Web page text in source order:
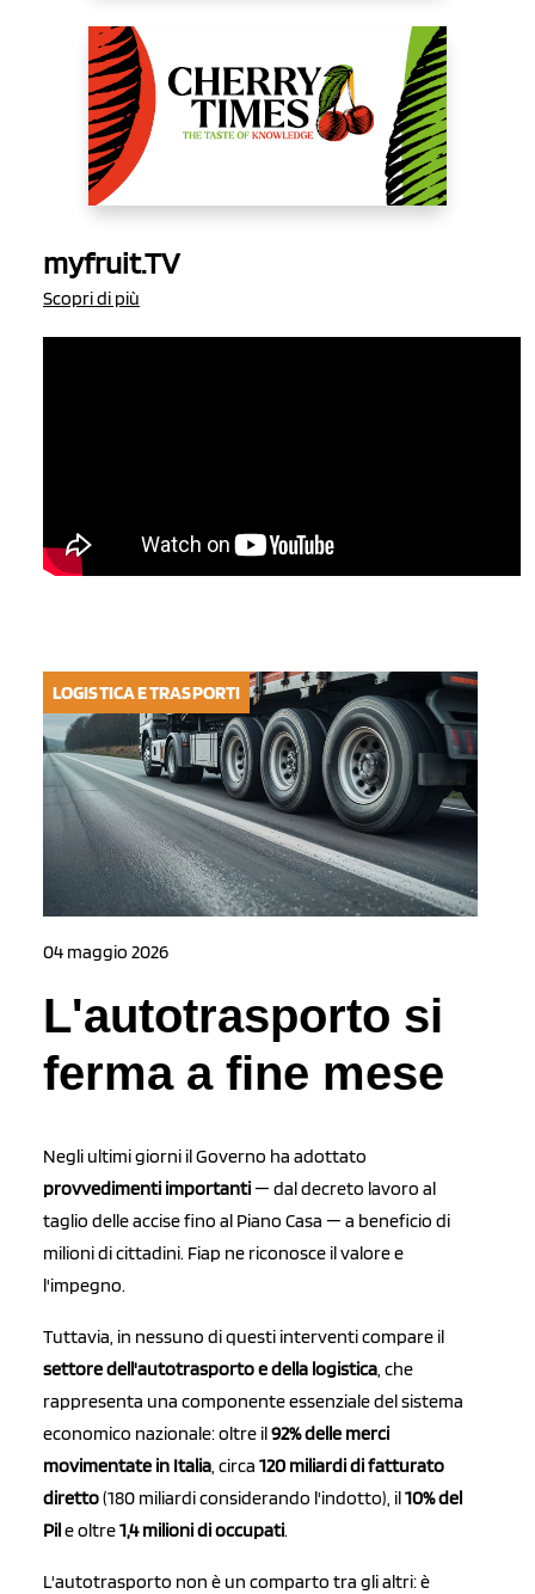
myfruit.TV
Scopri di più
LOGISTICA E TRASPORTI
04 maggio 2026
L'autotrasporto si
ferma a fine mese
Negli ultimi giorni il Governo ha adottato
provvedimenti importanti— dal decreto lavoro al
taglio delle accise fino al Piano Casa — a beneficio di
milioni di cittadini. Fiap ne riconosce il valore e
l'impegno.
Tuttavia, in nessuno di questi interventi compare il
settore dell'autotrasporto e della logistica , che
rappresenta una componente essenziale del sistema
economico nazionale: oltre il92% delle merci
movimentate in Italia , circa 120 miliardi di fatturato
diretto(180 miliardi considerando l'indotto), il10% del
Pile oltre1,4 milioni di occupati.
L'autotrasporto non è un comparto tra gli altri: è